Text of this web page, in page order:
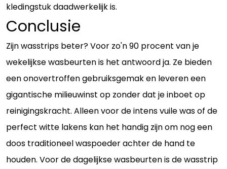
kledingstuk daadwerkelijk is.
Conclusie
Zijn wasstrips beter? Voor zo'n 90 procent van je
wekelijkse wasbeurten is het antwoord ja. Ze bieden
een onovertroffen gebruiksgemak en leveren een
gigantische milieuwinst op zonder dat je inboet op
reinigingskracht. Alleen voor de intens vuile was of de
perfect witte lakens kan het handig zijn om nog een
doos traditioneel waspoeder achter de hand te
houden. Voor de dagelijkse wasbeurten is de wasstrip